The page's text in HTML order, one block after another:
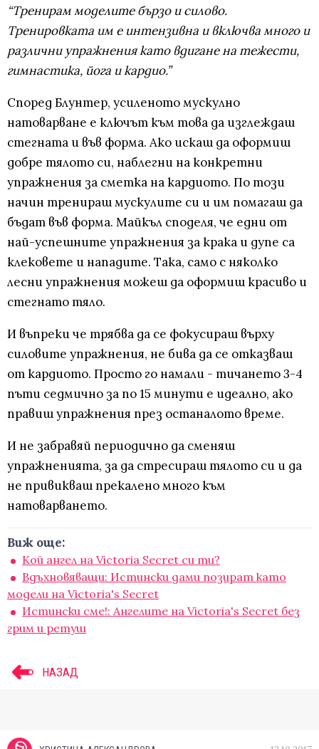
“Тренирам моделите бързо и силово.
Тренировката им е интензивна и включва много и
различни упражнения като вдигане на тежести,
гимнастика, йога и кардио.”
Според Блунтер, усиленото мускулно
натоварване е ключът към това да изглеждаш
стегната и във форма. Ако искаш да оформиш
добре тялото си, наблегни на конкретни
упражнения за сметка на кардиото. По този
начин тренираш мускулите си и им помагаш да
бъдат във форма. Майкъл споделя, че едни от
най-успешните упражнения за крака и дупе са
клековете и нападите. Така, само с няколко
лесни упражнения можеш да оформиш красиво и
стегнато тяло.
И въпреки че трябва да се фокусираш върху
силовите упражнения, не бива да се отказваш
от кардиото. Просто го намали - тичането 3-4
пъти седмично за по 15 минути е идеално, ако
правиш упражнения през останалото време.
И не забравяй периодично да сменяш
упражненията, за да стресираш тялото си и да
не привикваш прекалено много към
натоварването.
Виж още:
Кой ангел на Victoria Secret си ти?
Вдъхновяващи: Истински дами позират като
модели на Victoria's Secret
Истински сме!: Ангелите на Victoria's Secret без
грим и ретуш
НАЗАД